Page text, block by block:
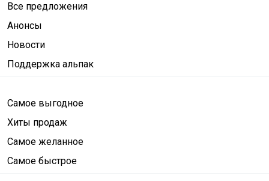
Все предложения
Анонсы
Новости
Поддержка альпак
Самое выгодное
Хиты продаж
Самое желанное
Самое быстрое